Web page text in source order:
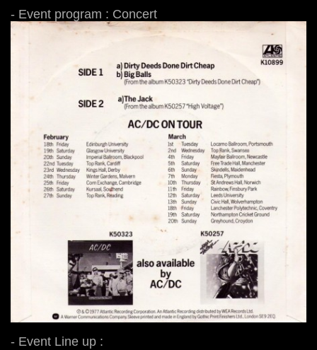
- Event program : Concert
- Event Line up :